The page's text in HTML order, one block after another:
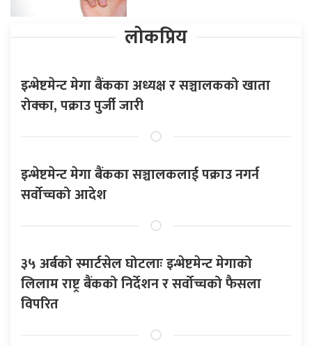
लोकप्रिय
इन्भेष्टमेन्ट मेगा बैंकका अध्यक्ष र सञ्चालकको खाता
रोक्का, पक्राउ पुर्जी जारी
इन्भेष्टमेन्ट मेगा बैंकका सञ्चालकलाई पक्राउ नगर्न
सर्वोच्चको आदेश
३५ अर्बको स्मार्टसेल घोटलाः इन्भेष्टमेन्ट मेगाको
लिलाम राष्ट्र बैंकको निर्देशन र सर्वोच्चको फैसला
विपरित